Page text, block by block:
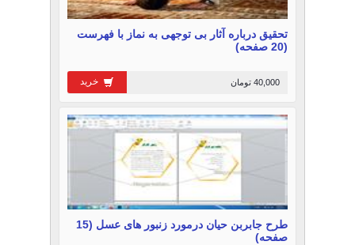
تحقیق درباره آثار بی توجهی به نماز با فهرست
(20 صفحه)
خرید 40,000 تومان
طرح جابربن حیان درمورد زنبور های عسل (15
صفحه)